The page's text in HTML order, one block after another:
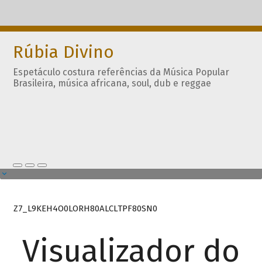
Rúbia Divino
Espetáculo costura referências da Música Popular
Brasileira, música africana, soul, dub e reggae
Z7_L9KEH4O0LORH80ALCLTPF80SN0
Visualizador do